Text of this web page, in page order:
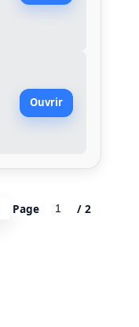
Ouvrir
Page / 2